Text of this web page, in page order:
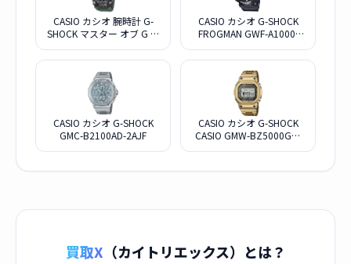
CASIO カシオ 腕時計 G-
SHOCK マスター オブ G マ
B1000-3AJF
CASIO カシオ G-SHOCK
FROGMAN GWF-A1000-
CASIO カシオ G-SHOCK
GMC-B2100AD-2AJF
CASIO カシオ G-SHOCK
CASIO GMW-BZ5000GD-
晶
買取X （カイトリエックス）とは？